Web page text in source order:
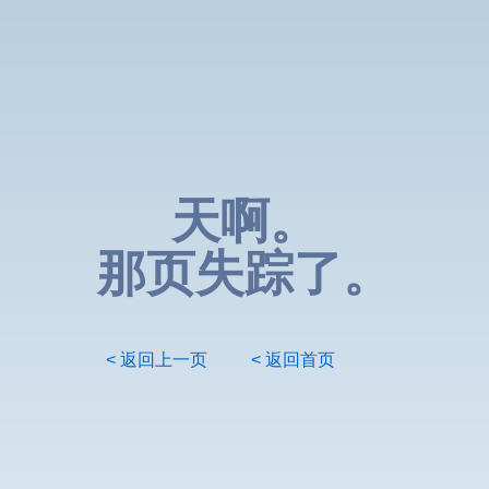
天啊。
那页失踪了。
< 返回上一页 < 返回首页